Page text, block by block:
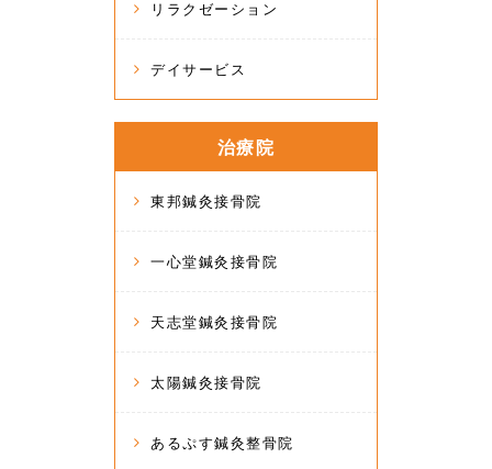
リラクゼーション
デイサービス
治療院
東邦鍼灸接骨院
一心堂鍼灸接骨院
天志堂鍼灸接骨院
太陽鍼灸接骨院
あるぷす鍼灸整骨院